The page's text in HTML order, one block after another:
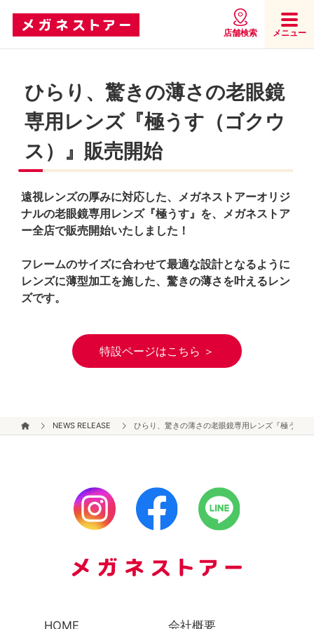
店舗検索 メニュー
ひらり、驚きの薄さの老眼鏡
専用レンズ『極うす（ゴクウ
ス）』販売開始
遠視レンズの厚みに対応した、メガネストアーオリジ
ナルの老眼鏡専用レンズ『極うす』を、メガネストア
ー全店で販売開始いたしました！
フレームのサイズに合わせて最適な設計となるように
レンズに薄型加工を施した、驚きの薄さを叶えるレン
ズです。
特設ページはこちら ＞
NEWS RELEASE ひらり、驚きの薄さの老眼鏡専用レンズ『極うす
HOME 会社概要